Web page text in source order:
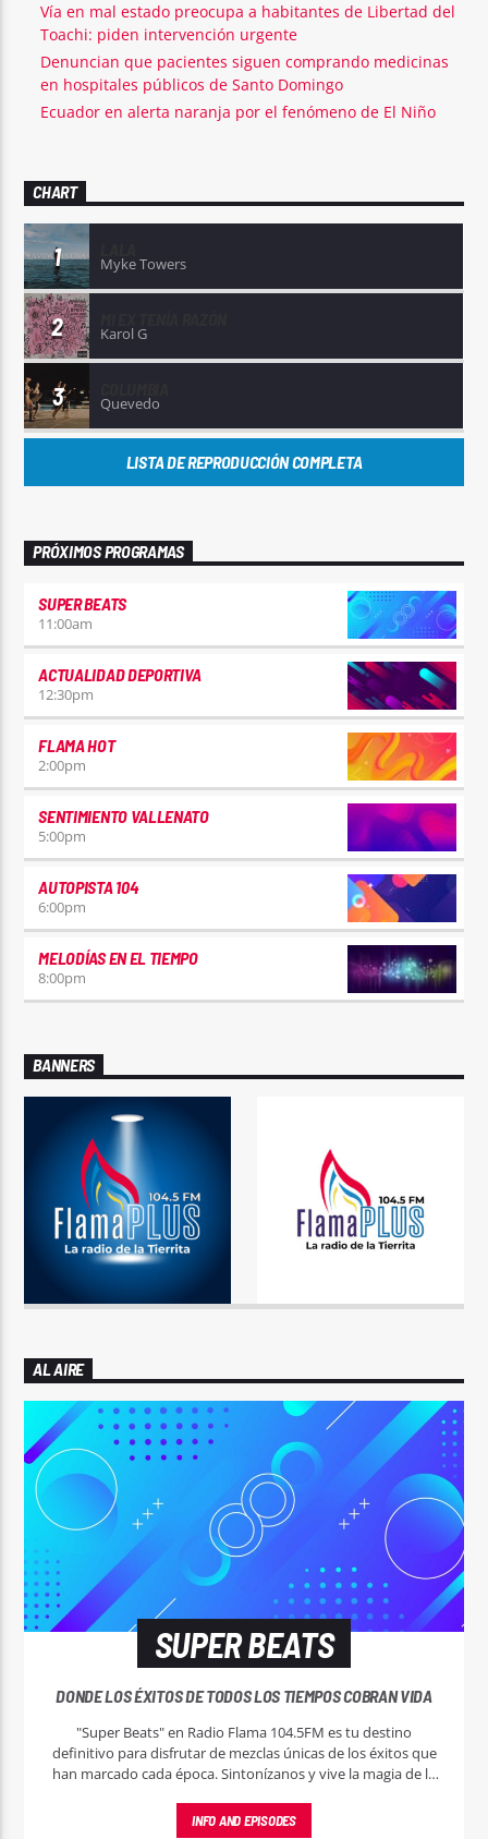
Vía en mal estado preocupa a habitantes de Libertad del
Toachi: piden intervención urgente
Denuncian que pacientes siguen comprando medicinas
en hospitales públicos de Santo Domingo
Ecuador en alerta naranja por el fenómeno de El Niño
CHART
1 Myke Towers
2 Karol G
3 Quevedo
LISTA DE REPRODUCCIÓN COMPLETA
PRÓXIMOS PROGRAMAS
SUPER BEATS
11:00am
ACTUALIDAD DEPORTIVA
12:30pm
FLAMA HOT
2:00pm
SENTIMIENTO VALLENATO
5:00pm
AUTOPISTA 104
6:00pm
MELODÍAS EN EL TIEMPO
8:00pm
BANNERS
AL AIRE
SUPER BEATS
DONDE LOS ÉXITOS DE TODOS LOS TIEMPOS COBRAN VIDA
"Super Beats" en Radio Flama 104.5FM es tu destino
definitivo para disfrutar de mezclas únicas de los éxitos que
han marcado cada época. Sintonízanos y vive la magia de la
INFO AND EPISODES